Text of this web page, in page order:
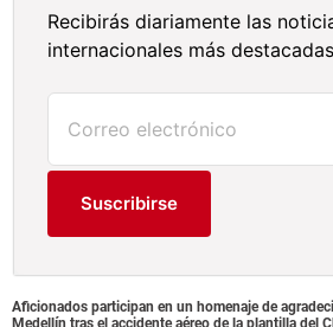
Recibirás diariamente las
internacionales más
Suscribirse
Aficionados participan en un homenaje de
Medellín tras el accidente aéreo de la plantilla del